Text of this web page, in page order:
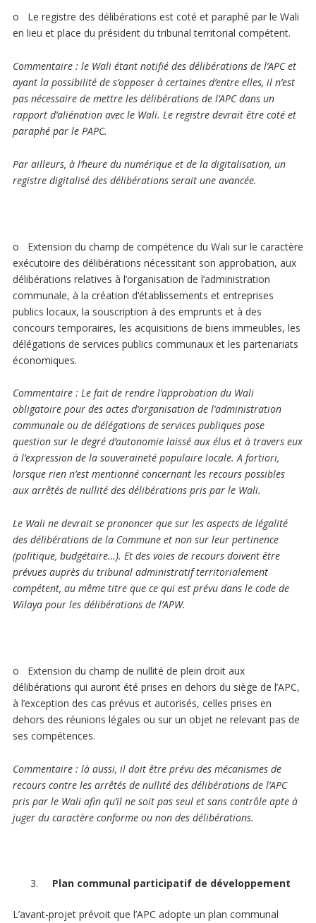
o Le registre des délibérations est coté et paraphé par le Wali
en lieu et place du président du tribunal territorial compétent.
Commentaire : le Wali étant notifié des délibérations de l’APC et
ayant la possibilité de s’opposer à certaines d’entre elles, il n’est
pas nécessaire de mettre les délibérations de l’APC dans un
rapport d’aliénation avec le Wali. Le registre devrait être coté et
paraphé par le PAPC.
Par ailleurs, à l’heure du numérique et de la digitalisation, un
registre digitalisé des délibérations serait une avancée.
o Extension du champ de compétence du Wali sur le caractère
exécutoire des délibérations nécessitant son approbation, aux
délibérations relatives à l’organisation de l’administration
communale, à la création d’établissements et entreprises
publics locaux, la souscription à des emprunts et à des
concours temporaires, les acquisitions de biens immeubles, les
délégations de services publics communaux et les partenariats
économiques.
Commentaire : Le fait de rendre l’approbation du Wali
obligatoire pour des actes d’organisation de l’administration
communale ou de délégations de services publiques pose
question sur le degré d’autonomie laissé aux élus et à travers eux
à l’expression de la souveraineté populaire locale. A fortiori,
lorsque rien n’est mentionné concernant les recours possibles
aux arrêtés de nullité des délibérations pris par le Wali.
Le Wali ne devrait se prononcer que sur les aspects de légalité
des délibérations de la Commune et non sur leur pertinence
(politique, budgétaire…). Et des voies de recours doivent être
prévues auprès du tribunal administratif territorialement
compétent, au même titre que ce qui est prévu dans le code de
Wilaya pour les délibérations de l’APW.
o Extension du champ de nullité de plein droit aux
délibérations qui auront été prises en dehors du siège de l’APC,
à l’exception des cas prévus et autorisés, celles prises en
dehors des réunions légales ou sur un objet ne relevant pas de
ses compétences.
Commentaire : là aussi, il doit être prévu des mécanismes de
recours contre les arrêtés de nullité des délibérations de l’APC
pris par le Wali afin qu’il ne soit pas seul et sans contrôle apte à
juger du caractère conforme ou non des délibérations.
Plan communal participatif de développement
L’avant-projet prévoit que l’APC adopte un plan communal